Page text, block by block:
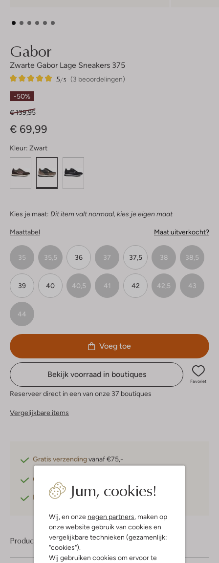
Jum, cookies!
Wij, en onze negen partners, maken op
onze website gebruik van cookies en
vergelijkbare technieken (gezamenlijk:
"cookies").
Wij gebruiken cookies om ervoor te
Gabor
Zwarte Gabor Lage Sneakers 375
(3 beoordelingen)
5/5
3
5
Sterren
-50%
€ 139,95
€ 69,99
Kleur: Zwart
Kies je maat: Dit item valt normaal, kies je eigen maat
Maattabel Maat uitverkocht?
35 35,5 36 37 37,5 38 38,5
39 40 40,5 41 42 42,5 43
44
Voeg toe
Bekijk voorraad in boutiques
Favoriet
Reserveer direct in een van onze 37 boutiques
Vergelijkbare items
Gratis verzendingvanaf €75,-
Gratis retourneren
Betaal achterafmet Klarna
Product informatie